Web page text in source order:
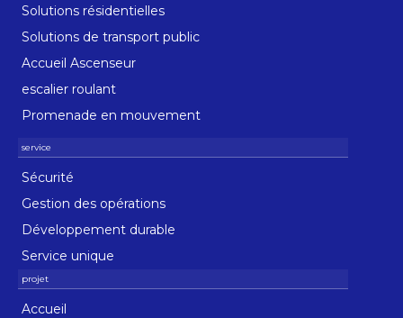
Solutions résidentielles
Solutions de transport public
Accueil Ascenseur
escalier roulant
Promenade en mouvement
Sécurité
Gestion des opérations
Développement durable
Service unique
Accueil